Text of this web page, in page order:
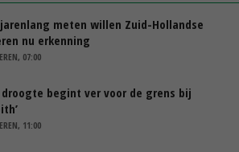
meten willen Zuid-Hollandse
nu erkenning
07:00
droogte begint ver voor de grens bij
11:00